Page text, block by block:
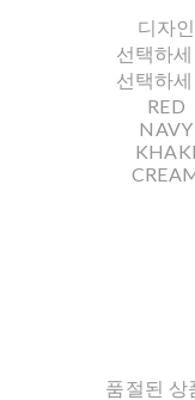
디자인
선택하
선택하
RED
NAVY
KHAKI
품절된 상